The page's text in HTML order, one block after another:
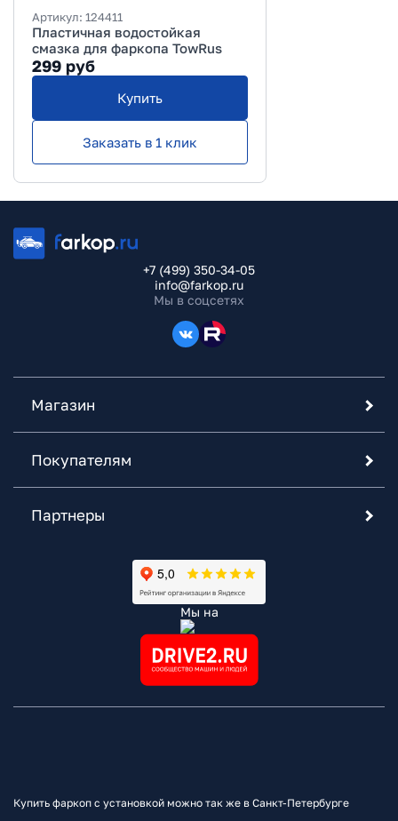
Артикул: 124411
Пластичная водостойкая
смазка для фаркопа TowRus
299 руб
Купить
Заказать в 1 клик
+7 (499) 350-34-05
info@farkop.ru
Мы в соцсетях
Магазин
Покупателям
Партнеры
Мы на
Купить фаркоп с установкой можно так же в Санкт-Петербурге